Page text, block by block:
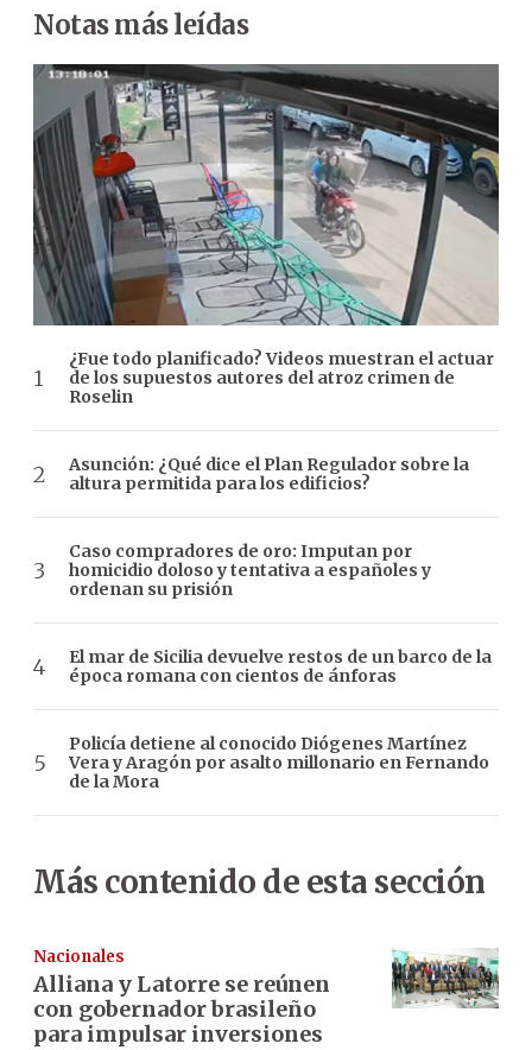
Notas más leídas
¿Fue todo planificado? Videos muestran el actuar
de los supuestos autores del atroz crimen de
Roselin
Asunción: ¿Qué dice el Plan Regulador sobre la
altura permitida para los edificios?
Caso compradores de oro: Imputan por
homicidio doloso y tentativa a españoles y
ordenan su prisión
El mar de Sicilia devuelve restos de un barco de la
época romana con cientos de ánforas
Policía detiene al conocido Diógenes Martínez
Vera y Aragón por asalto millonario en Fernando
de la Mora
Más contenido de esta sección
Nacionales
Alliana y Latorre se reúnen
con gobernador brasileño
para impulsar inversiones